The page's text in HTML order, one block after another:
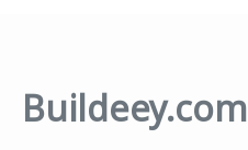
Buildeey.com